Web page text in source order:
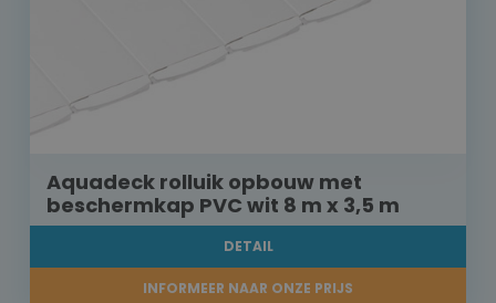
Aquadeck rolluik opbouw met
beschermkap PVC wit 8 m x 3,5 m
DETAIL
INFORMEER NAAR ONZE PRIJS